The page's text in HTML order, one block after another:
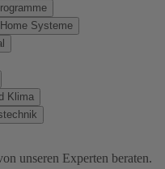
Systeme
Klima
unseren Experten beraten.